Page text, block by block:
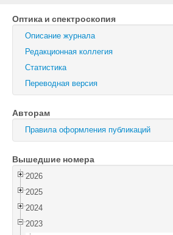
Журнал технической физики
Письма в Журнал технической
Физика твердого тела
Физика и техника
Оптика и спектроскопия
Поиск
Войти
Оптика и спектроскопия
Описание журнала
Редакционная коллегия
Статистика
Переводная версия
Авторам
Правила оформления публикаций
Вышедшие номера
2026
2025
2024
2023